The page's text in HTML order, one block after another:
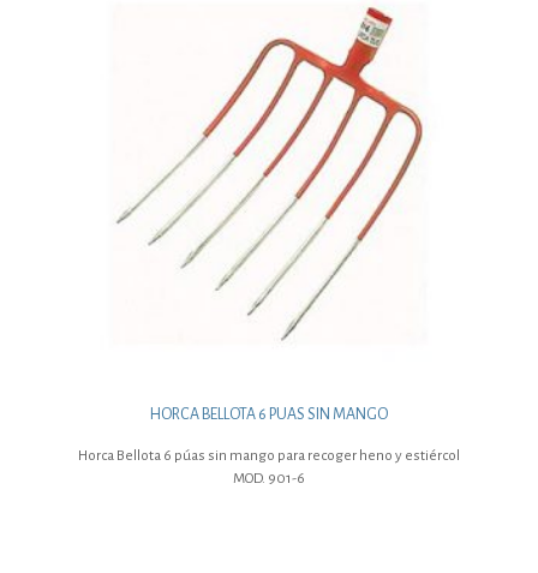
HORCA BELLOTA 6 PUAS SIN MANGO
Horca Bellota 6 púas sin mango para recoger heno y estiércol
MOD. 901-6